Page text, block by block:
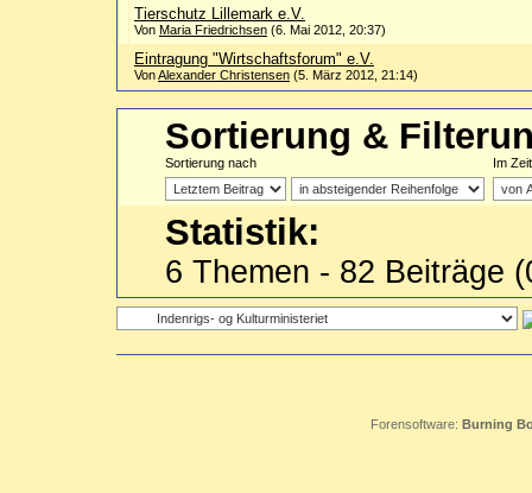
Tierschutz Lillemark e.V.
Von Maria Friedrichsen (6. Mai 2012, 20:37)
Eintragung "Wirtschaftsforum" e.V.
VonAlexander Christensen (5. März 2012, 21:14)
Sortierung &
Sortierung nach Im
Statistik:
6 Themen - 82 Beiträge
Forensoftware: Burning